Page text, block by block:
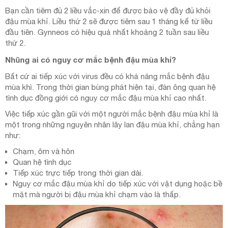
Bạn cần tiêm đủ 2 liều vắc-xin để được bảo vệ đầy đủ khỏi
đậu mùa khỉ. Liều thứ 2 sẽ được tiêm sau 1 tháng kể từ liều
đầu tiên. Gynneos có hiệu quả nhất khoảng 2 tuần sau liều
thứ 2.
Nhũng ai có nguy cơ mắc bệnh đậu mùa khỉ?
Bất cứ ai tiếp xúc với virus đều có khả năng mắc bệnh đậu
mùa khì. Trong thời gian bùng phát hiện tại, đàn ông quan hệ
tình dục đồng giới có nguy cơ mắc đậu mùa khỉ cao nhất.
Việc tiếp xúc gần gũi với một người mắc bệnh đậu mùa khỉ là
một trong những nguyên nhân lây lan đậu mùa khỉ, chẳng hạn
như:
Chạm, ôm và hôn
Quan hệ tình dục
Tiếp xúc trực tiếp trong thời gian dài.
Nguy cơ mắc đậu mùa khỉ do tiếp xúc với vật dụng hoặc bề
mặt mà người bị đậu mùa khỉ chạm vào là thấp.